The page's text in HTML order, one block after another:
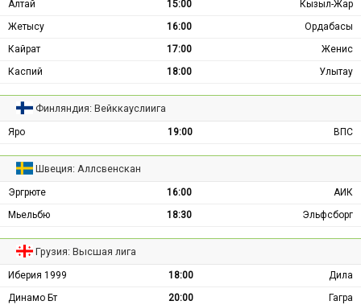
Алтай 15:00
Кызыл-Жар
Жетысу
16:00
Ордабасы
Кайрат
17:00
Женис
Каспий
18:00 Улытау
Финляндия: Вейккауслиига
Яро 19:00 ВПС
Швеция: Аллсвенскан
Эргрюте 16:00
АИК
Мьельбю
18:30 Эльфсборг
Грузия: Высшая лига
Иберия 1999 18:00
Дила
Динамо Бт
20:00 Гагра